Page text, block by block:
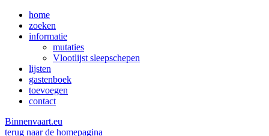
home
zoeken
informatie
mutaties
Vlootlijst sleepschepen
lijsten
gastenboek
toevoegen
contact
Binnenvaart.eu
terug naar de homepagina